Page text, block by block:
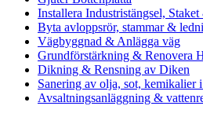
Installera Industristängsel,
Byta avloppsrör, stammar &
Vägbyggnad & Anlägga väg
Grundförstärkning & Renovera
Dikning & Rensning av Diken
Sanering av olja, sot, kemikalier
Avsaltningsanläggning &